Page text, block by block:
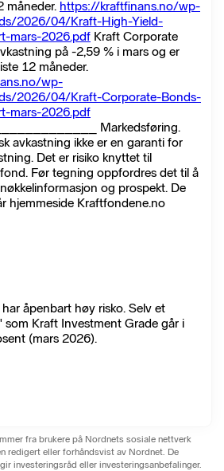
måneder. https://kraftfinans.no/wp-
2026/04/Kraft-High-Yield-
mars-2026.pdf Kraft Corporate
på -2,59 % i mars og er
12 måneder.
wp-
2026/04/Kraft-Corporate-Bonds-
mars-2026.pdf
Markedsføring.
avkastning ikke er en garanti for
Det er risiko knyttet til
Før tegning oppfordres det til å
og prospekt. De
hjemmeside Kraftfondene.no
åpenbart høy risko. Selv et
Kraft Investment Grade går i
(mars 2026).
fra brukere på Nordnets sosiale nettverk
redigert eller forhåndsvist av Nordnet. De
investeringsråd eller investeringsanbefalinger.